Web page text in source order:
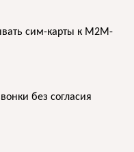
сим-карты к M2M-
без согласия